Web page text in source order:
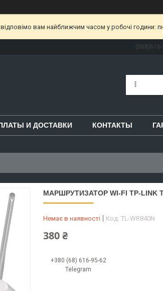
вам найближчим часом у робочі години:
И ДОСТАВКИ КОНТАКТЫ
МАРШРУТИЗАТОР WI-FI TP-LINK
Немає в наявності Код: TL-WR840N
380 ₴
+380 (68) 616-95-62
Telegram